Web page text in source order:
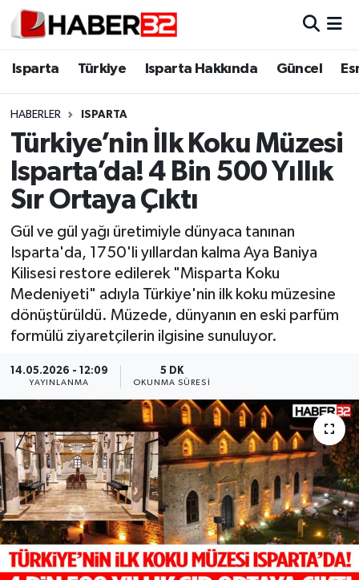
Isparta Türkiye Isparta Hakkında Güncel
HABERLER ISPARTA
Türkiye’nin İlk Koku Müzesi
Isparta’da! 4 Bin 500 Yıllık
Sır Ortaya Çıktı
Gül ve gül yağı üretimiyle dünyaca tanınan
Isparta'da, 1750'li yıllardan kalma Aya Baniya
Kilisesi restore edilerek "Misparta Koku
Medeniyeti" adıyla Türkiye'nin ilk koku müzesine
dönüştürüldü. Müzede, dünyanın en eski parfüm
formülü ziyaretçilerin ilgisine sunuluyor.
14.05.2026 - 12:09
YAYINLANMA
5 DK
OKUNMA SÜRESI
Isparta
Esnaf Diyor ki;
ASAYİŞ
BİLİM VE TEKNOLOJİ
EĞİTİM
GENEL
Güncel
HABERDE İNSAN
İlginç
KÜLTÜR SANAT
MAGAZİN
Oyun
Isparta Nöbetçi Eczaneler
Isparta Trafik Yoğunluk Haritası
Süper Lig Puan Durumu ve Fikstür
Tüm Manşetler
Son Dakika Haberleri
Haber Arşivi